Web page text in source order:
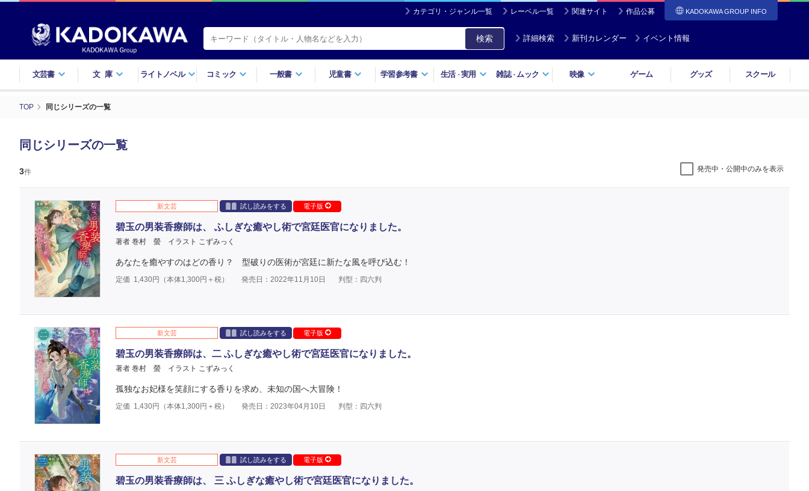
カテゴリ・ジャンル一覧 レーベル一覧 関連サイト 作品公募 KADOKAWA GROUP INFO
検索 詳細検索 新刊カレンダー イベント情報
文芸書 文庫 ライトノベル コミック 一般書 児童書 学習参考書 生活・実用 雑誌・ ムック 映像 ゲーム グッズ スクール
TOP 同じシリーズの一覧
同じシリーズの一覧
3件 発売中・公開中のみを表示
新文芸 試し読みをする 電子版
碧玉の男装香療師は、 ふしぎな癒やし術で宮廷医官になりました。
著者 巻村 螢 イラスト こずみっく
あなたを癒やすのはどの香り？ 型破りの医術が宮廷に新たな風を呼び込む！
定価 1,430円（本体1,300円＋税） 発売日：2022年11月10日 判型：四六判
新文芸 試し読みをする 電子版
碧玉の男装香療師は、二 ふしぎな癒やし術で宮廷医官になりました。
著者 巻村 螢 イラスト こずみっく
孤独なお妃様を笑顔にする香りを求め、未知の国へ大冒険！
定価 1,430円（本体1,300円＋税） 発売日：2023年04月10日 判型：四六判
新文芸 試し読みをする 電子版
碧玉の男装香療師は、 三 ふしぎな癒やし術で宮廷医官になりました。